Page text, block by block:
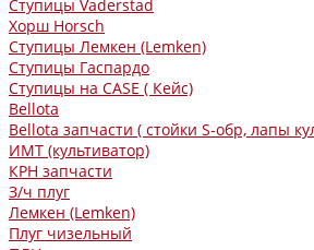
Ступицы Vaderstad
Хорш Horsch
Ступицы Лемкен (Lemken)
Ступицы Гаспардо
Ступицы на CASE ( Кейс)
Bellota
Bellota запчасти ( стойки S-обр, лапы
ИМТ (культиватор)
КРН запчасти
З/ч плуг
Лемкен (Lemken)
Плуг чизельный